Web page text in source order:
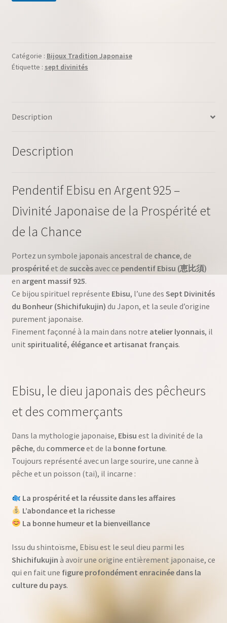
Catégorie : Bijoux Tradition Japonaise
Étiquette : sept divinités
Description
Description
Pendentif Ebisu en Argent 925 –
Divinité Japonaise de la Prospérité et
de la Chance
Portez un symbole japonais ancestral de chance, de
prospéritéet de succèsavec ce pendentif Ebisu (恵比須)
en argent massif 925.
Ce bijou spirituel représente Ebisu, l’une des Sept Divinités
du Bonheur (Shichifukujin) du Japon, et la seule d’origine
purement japonaise.
Finement façonné à la main dans notre atelier lyonnais, il
unit spiritualité, élégance et artisanat français.
Ebisu, le dieu japonais des pêcheurs
et des commerçants
Dans la mythologie japonaise, Ebisu est la divinité de la
pêche, du commerceet de la bonne fortune.
Toujours représenté avec un large sourire, une canne à
pêche et un poisson (tai), il incarne :
La prospérité et la réussite dans les affaires
L’abondance et la richesse
La bonne humeur et la bienveillance
Issu du shintoïsme, Ebisu est le seul dieu parmi les
Shichifukujin à avoir une origine entièrement japonaise, ce
qui en fait une figure profondément enracinée dans la
culture du pays.